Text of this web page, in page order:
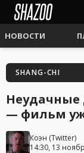
НОВОСТИ
SHANG-CHI
Неудачные
— фильм
Коэн (Twitter)
14:30, 13